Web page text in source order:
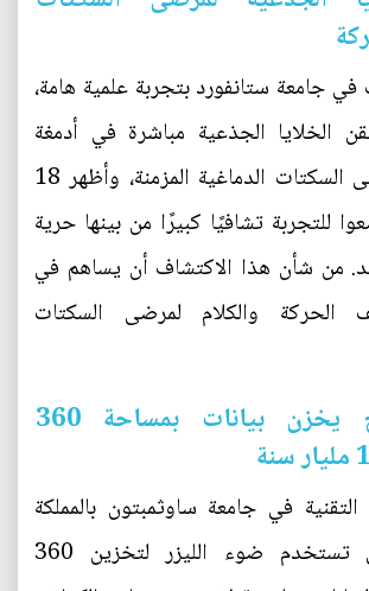
جامعة ستانفورد بتجربة علمية هامة،
الخلايا الجذعية مباشرة في أدمغة
العديد من مرضى السكتات الدماغية المزمنة، وأظهر 18
للتجربة تشافيًا كبيرًا من بينها حرية
من شأن هذا الاكتشاف أن يساهم في
الحركة والكلام لمرضى السكتات
قرص مدمج يخزن بيانات بمساحة 360
في جامعة ساوثمبتون بالمملكة
المتحدة، والتي تستخدم ضوء الليزر لتخزين 360